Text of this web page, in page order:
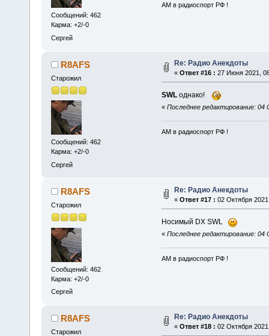
Сообщений: 462
Карма: +2/-0
Сергей
АМ в радиоспорт РФ !
R8AFS
Старожил
Сообщений: 462
Карма: +2/-0
Сергей
Re: Радио Анекдоты
« Ответ #16 : 27 Июня 2021,
SWLоднако!
« Последнее редактирование:
АМ в радиоспорт РФ !
R8AFS
Старожил
Сообщений: 462
Карма: +2/-0
Сергей
Re: Радио Анекдоты
« Ответ #17 : 02 Октября
Носимый DX SWL
« Последнее редактирование:
АМ в радиоспорт РФ !
R8AFS
Старожил
Re: Радио Анекдоты
« Ответ #18 : 02 Октября